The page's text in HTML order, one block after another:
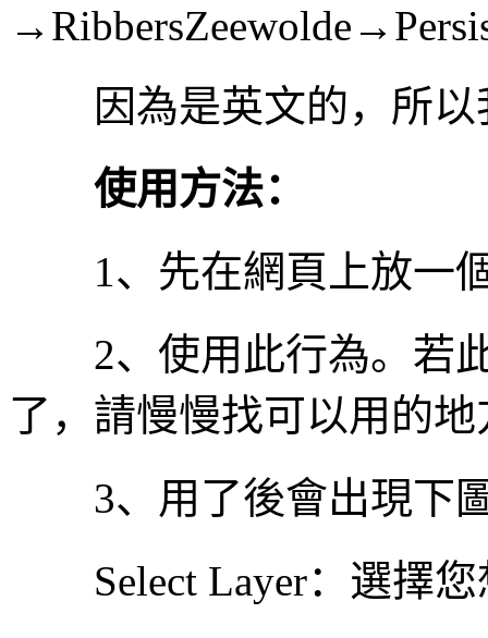
因為是英文的，所以
使用方法：
1、先在網頁上放一
2、使用此行為。若此
了，請慢慢找可以用的
3、用了後會出現下
Select Layer：選擇您